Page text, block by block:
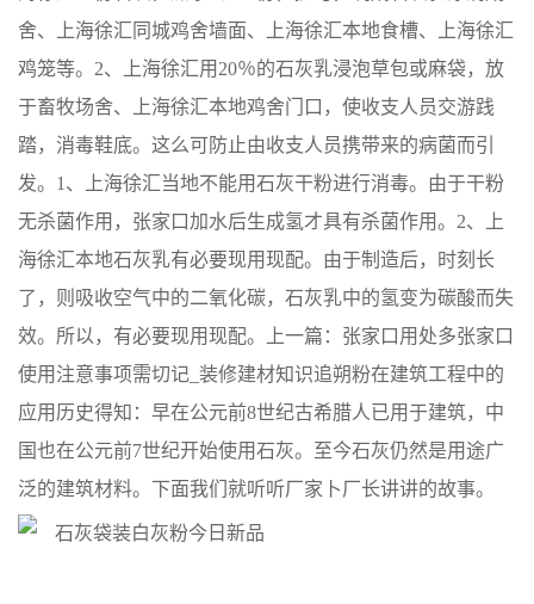
舍、上海徐汇同城鸡舍墙面、上海徐汇本地食槽、上海徐汇
鸡笼等。2、上海徐汇用20％的石灰乳浸泡草包或麻袋，放
于畜牧场舍、上海徐汇本地鸡舍门口，使收支人员交游践
踏，消毒鞋底。这么可防止由收支人员携带来的病菌而引
发。1、上海徐汇当地不能用石灰干粉进行消毒。由于干粉
无杀菌作用，张家口加水后生成氢才具有杀菌作用。2、上
海徐汇本地石灰乳有必要现用现配。由于制造后，时刻长
了，则吸收空气中的二氧化碳，石灰乳中的氢变为碳酸而失
效。所以，有必要现用现配。上一篇：张家口用处多张家口
使用注意事项需切记_装修建材知识追朔粉在建筑工程中的
应用历史得知：早在公元前8世纪古希腊人已用于建筑，中
国也在公元前7世纪开始使用石灰。至今石灰仍然是用途广
泛的建筑材料。下面我们就听听厂家卜厂长讲讲的故事。